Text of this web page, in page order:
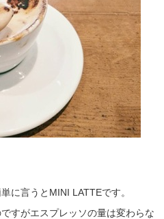
に言うとMINI LATTEです。
すがエスプレッソの量は変わらな